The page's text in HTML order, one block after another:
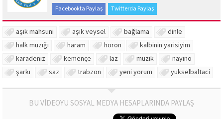
Facebookta Paylaş Twitterda Paylaş
aşık mahsuni aşık veysel bağlama
dinle
halk muzığı
haram horon
kalbinin yarisiyim
karadeniz
kemençe laz müzik
nayino
şarkı
saz trabzon yeni yorum yukselbaltaci
BU VİDEOYU SOSYAL MEDYA HESAPLARINDA PAYLAŞ